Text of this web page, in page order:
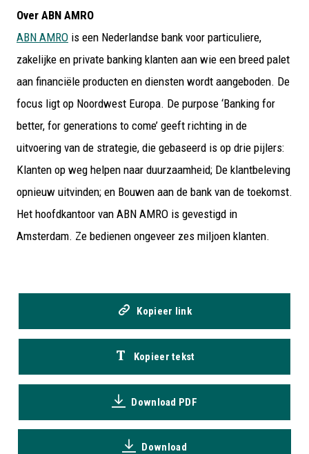
Over ABN AMRO
ABN AMRO is een Nederlandse bank voor particuliere,
zakelijke en private banking klanten aan wie een breed palet
aan financiële producten en diensten wordt aangeboden. De
focus ligt op Noordwest Europa. De purpose ‘Banking for
better, for generations to come’ geeft richting in de
uitvoering van de strategie, die gebaseerd is op drie pijlers:
Klanten op weg helpen naar duurzaamheid; De klantbeleving
opnieuw uitvinden; en Bouwen aan de bank van de toekomst.
Het hoofdkantoor van ABN AMRO is gevestigd in
Amsterdam. Ze bedienen ongeveer zes miljoen klanten.
Kopieer link
Kopieer tekst
Download PDF
Download